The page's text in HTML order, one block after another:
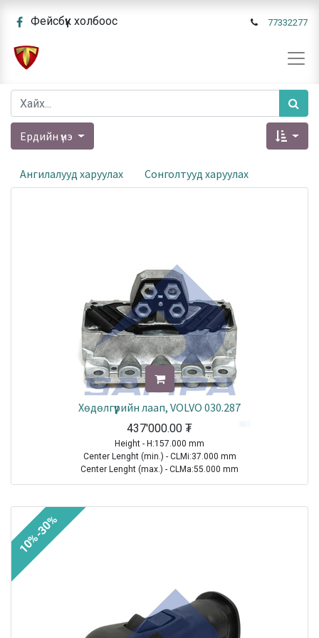
Фейсбүүк холбоос 77332277
Ердийн үнэ
Ангилалууд харуулах Сонголтууд харуулах
Хөдөлгүүрийн лаап, VOLVO 030.287
437'000.00 ₮
Height - H:157.000 mm
Center Lenght (min.) - CLMi:37.000 mm
Center Lenght (max.) - CLMa:55.000 mm
Thread Size (Min.) - TSMi:M16X2
TRUCK|VOLVO|FH12|1993-2021
10%-30%